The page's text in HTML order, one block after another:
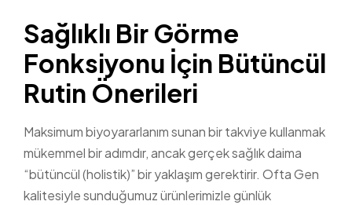
Sağlıklı Bir Görme
Fonksiyonu İçin Bütüncül
Rutin Önerileri
Maksimum biyoyararlanım sunan bir takviye kullanmak
mükemmel bir adımdır, ancak gerçek sağlık daima
“bütüncül (holistik)” bir yaklaşım gerektirir. Ofta Gen
kalitesiyle sunduğumuz ürünlerimizle günlük